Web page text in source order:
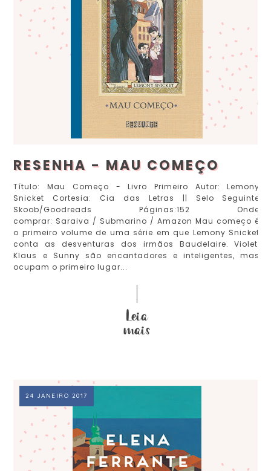
RESENHA - MAU COMEÇO
Título: Mau Começo - Livro Primeiro Autor: Lemony
Snicket Cortesia: Cia das Letras || Selo Seguinte
Skoob/Goodreads Páginas:152 Onde
comprar: Saraiva / Submarino / Amazon Mau começo é
o primeiro volume de uma série em que Lemony Snicket
conta as desventuras dos irmãos Baudelaire. Violet,
Klaus e Sunny são encantadores e inteligentes, mas
ocupam o primeiro lugar...
24 JANEIRO 2017